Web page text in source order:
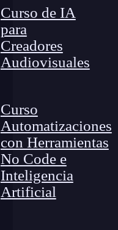
Curso de IA
para
Creadores
Audiovisuales
Curso
Automatizaciones
con Herramientas
No Code e
Inteligencia
Artificial